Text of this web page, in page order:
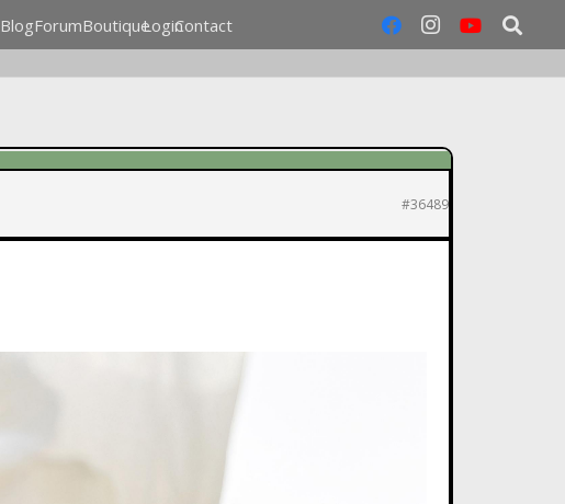
BlogForumBoutiqueLoginContact
#36489